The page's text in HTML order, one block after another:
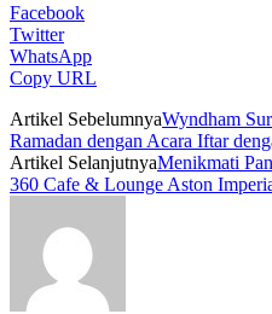
Facebook
Twitter
WhatsApp
Copy URL
Artikel SebelumnyaWyndham
Ramadan dengan Acara Iftar
Artikel SelanjutnyaMenikmati
360 Cafe & Lounge Aston